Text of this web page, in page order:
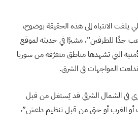
الانتباه إلى هذه الحقيقة بوضوح،
جدًا للطرفين”، مشيرًا في حديثه لموقع
التي تشهدها مناطق متفرّقة من سوريا
المواجهات في الشرق.
في الشمال الشرقي قد يُستغل من قبل
أو الغرب أو حتى من قبل تنظيم داعش”،